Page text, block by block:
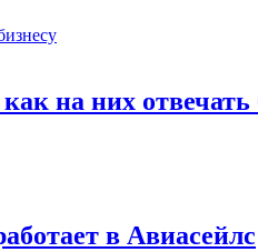
на них отвечать
в Авиасейлс